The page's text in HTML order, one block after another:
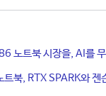
노트북 시장을, AI를
북, RTX SPARK와 젠